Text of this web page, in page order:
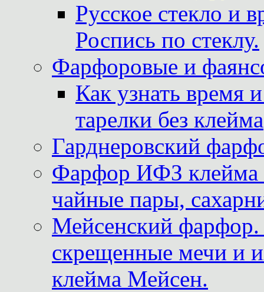
Русское стекло и
Роспись по стеклу.
Фарфоровые и
Как узнать время
тарелки без клейма
Гарднеровский
Фарфор ИФЗ клейма
чайные пары,
Мейсенский фарфор.
скрещенные мечи и
клейма Мейсен.